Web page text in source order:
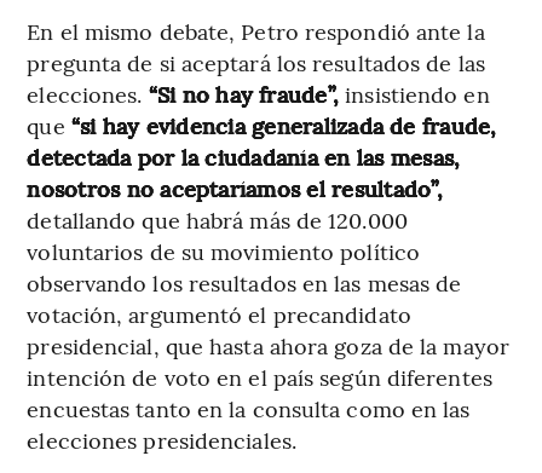
En el mismo debate, Petro respondió ante la
pregunta de si aceptará los resultados de las
elecciones. “Si no hay fraude”, insistiendo en
que “si hay evidencia generalizada de fraude,
detectada por la ciudadanía en las mesas,
nosotros no aceptaríamos el resultado”,
detallando que habrá más de 120.000
voluntarios de su movimiento político
observando los resultados en las mesas de
votación, argumentó el precandidato
presidencial, que hasta ahora goza de la mayor
intención de voto en el país según diferentes
encuestas tanto en la consulta como en las
elecciones presidenciales.